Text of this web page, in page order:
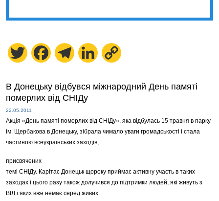
Twitter FacebookTelegramLinkedIn
В Донецьку відбувся міжнародний День памяті
померлих від СНІДу
22.05.2011
Акція «День памяті померлих від СНІДу», яка відбулась 15 травня в парку
ім. Щербакова в Донецьку, зібрала чимало уваги громадськості і стала
частиною всеукраїнських заходів,
присвячених
темі СНІДу. Карітас Донецьк щороку приймає активну участь в таких
заходах і цього разу також долучився до підтримки людей, які живуть з
ВІЛ і яких вже немає серед живих.